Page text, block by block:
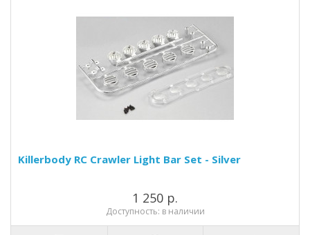
Killerbody RC Crawler Light Bar Set - Silver
1 250 р.
Доступность: в наличии